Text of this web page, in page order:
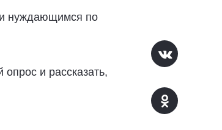
нуждающимся по
и рассказать,